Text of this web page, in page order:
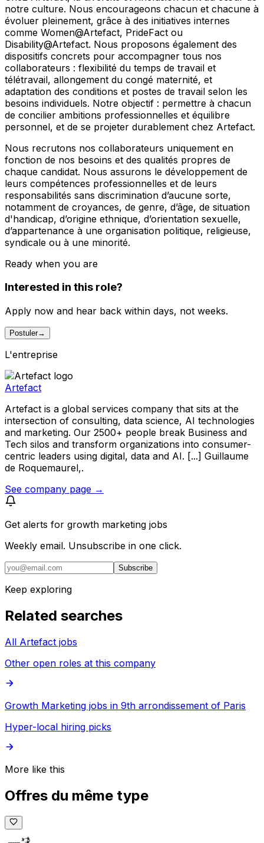
notre culture. Nous encourageons chacun et chacune à
évoluer pleinement, grâce à des initiatives internes
comme Women@Artefact, PrideFact ou
Disability@Artefact. Nous proposons également des
dispositifs concrets pour accompagner tous nos
collaborateurs : flexibilité du temps de travail et
télétravail, allongement du congé maternité, et
adaptation des conditions et postes de travail selon les
besoins individuels. Notre objectif : permettre à chacun
de concilier ambitions professionnelles et équilibre
personnel, et de se projeter durablement chez Artefact.
Nous recrutons nos collaborateurs uniquement en
fonction de nos besoins et des qualités propres de
chaque candidat. Nous assurons le développement de
leurs compétences professionnelles et de leurs
responsabilités sans discrimination d’aucune sorte,
notamment de croyances, de genre, d’âge, de situation
d'handicap, d’origine ethnique, d’orientation sexuelle,
d’appartenance à une organisation politique, religieuse,
syndicale ou à une minorité.
Ready when you are
Interested in this role?
Apply now and hear back within days, not weeks.
Postuler→
L'entreprise
Artefact
Artefact is a global services company that sits at the
intersection of consulting, data science, AI technologies
and marketing. Our 2500+ people break Business and
Tech silos and transform organizations into consumer-
centric leaders using digital, data and AI. [...] Guillaume
de Roquemaurel,.
See company page →
Get alerts for growth marketing jobs
Weekly email. Unsubscribe in one click.
Subscribe
Keep exploring
Related searches
All Artefact jobs
Other open roles at this company
Growth Marketing jobs in 9th arrondissement of Paris
Hyper-local hiring picks
More like this
Offres du même type